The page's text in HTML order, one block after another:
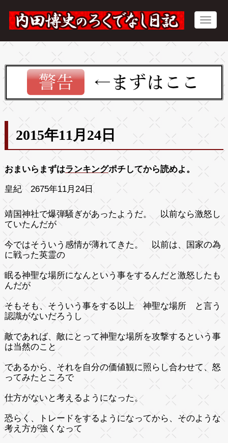
2015年11月24日
おまいらまずはランキングポチしてから読めよ。
皇紀 2675年11月24日
靖国神社で爆弾騒ぎがあったようだ。 以前なら激怒し
ていたんだが
今ではそういう感情が薄れてきた。 以前は、国家の為
に戦った英霊の
眠る神聖な場所になんという事をするんだと激怒したも
んだが
そもそも、そういう事をする以上 神聖な場所 と言う
認識がないだろうし
敵であれば、敵にとって神聖な場所を攻撃するという事
は当然のこと
であるから、それを自分の価値観に照らし合わせて、怒
ってみたところで
仕方がないと考えるようになった。
恐らく、トレードをするようになってから、そのような
考え方が強くなって